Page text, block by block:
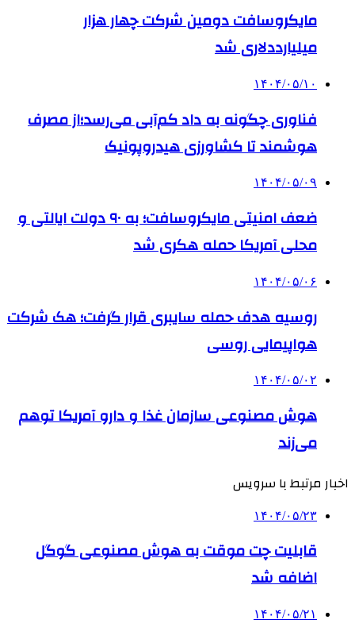
مایکروسافت دومین شرکت چهار هزار
میلیارددلاری شد
۱۴۰۴/۰۵/۱۰
فناوری چگونه به داد کم‌آبی می‌رسد؛از مصرف
هوشمند تا کشاورزی هیدروپونیک
۱۴۰۴/۰۵/۰۹
ضعف امنیتی مایکروسافت؛ به ۹۰ دولت ایالتی و
محلی آمریکا حمله هکری شد
۱۴۰۴/۰۵/۰۶
روسیه هدف حمله سایبری قرار گرفت؛ هک شرکت
هواپیمایی روسی
۱۴۰۴/۰۵/۰۲
هوش مصنوعی سازمان غذا و دارو آمریکا توهم
می‌زند
اخبار مرتبط با سرویس
۱۴۰۴/۰۵/۲۳
قابلیت چت موقت به هوش مصنوعی گوگل
اضافه شد
۱۴۰۴/۰۵/۲۱